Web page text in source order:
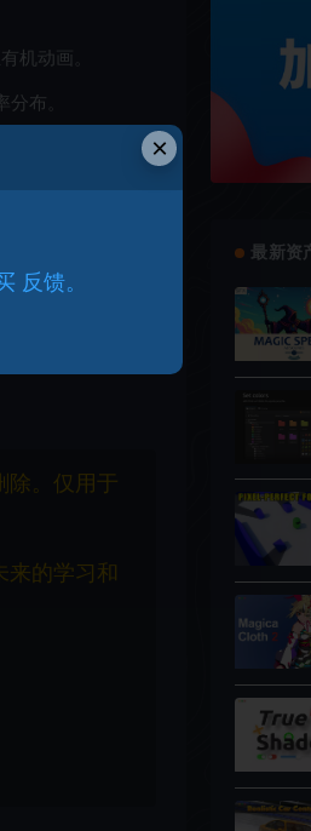
机动画。
布。
除。仅用于
的学习和
最新资
×
反馈。